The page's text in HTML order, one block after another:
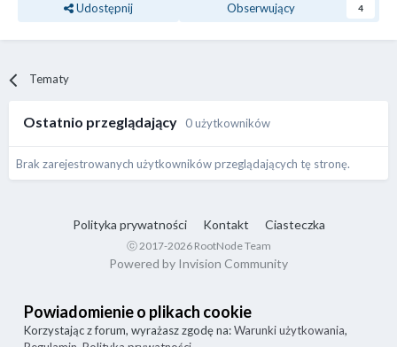
Udostępnij Obserwujący 4
Tematy
Ostatnio przeglądający 0 użytkowników
Brak zarejestrowanych użytkowników przeglądających tę stronę.
Polityka prywatności Kontakt Ciasteczka
ⓒ 2017-2026 RootNode Team
Powered by Invision Community
Powiadomienie o plikach cookie
Korzystając z forum, wyrażasz zgodę na:Warunki użytkowania,